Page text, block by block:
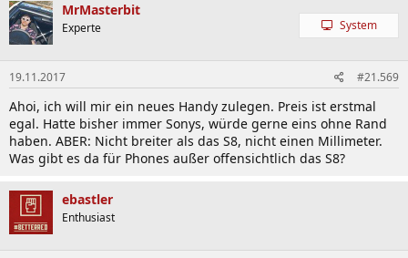
MrMasterbit
Experte System
19.11.2017 #21.569
Ahoi, ich will mir ein neues Handy zulegen. Preis ist erstmal
egal. Hatte bisher immer Sonys, würde gerne eins ohne Rand
haben. ABER: Nicht breiter als das S8, nicht einen Millimeter.
Was gibt es da für Phones außer offensichtlich das S8?
ebastler
Enthusiast